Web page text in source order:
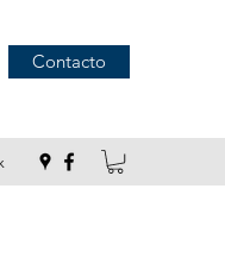
Contacto